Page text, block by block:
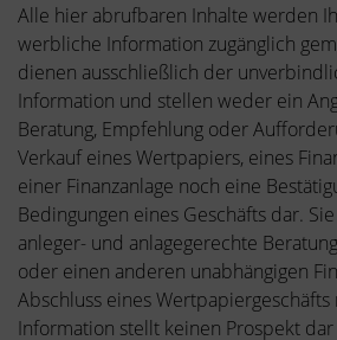
Alle hier abrufbaren Inhalte werden
werbliche Information zugänglich
dienen ausschließlich der
Information und stellen weder ein
Beratung, Empfehlung oder
Verkauf eines Wertpapiers, eines
einer Finanzanlage noch eine
Bedingungen eines Geschäfts dar.
anleger- und anlagegerechte
oder einen anderen unabhängigen
Abschluss eines
Information stellt keinen Prospekt